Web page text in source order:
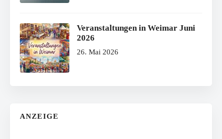
Veranstaltungen in Weimar Juni
2026
26. Mai 2026
ANZEIGE